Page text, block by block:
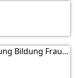
sowieso Kultur Beratung Bildung Frauen Für Frauen e. V.